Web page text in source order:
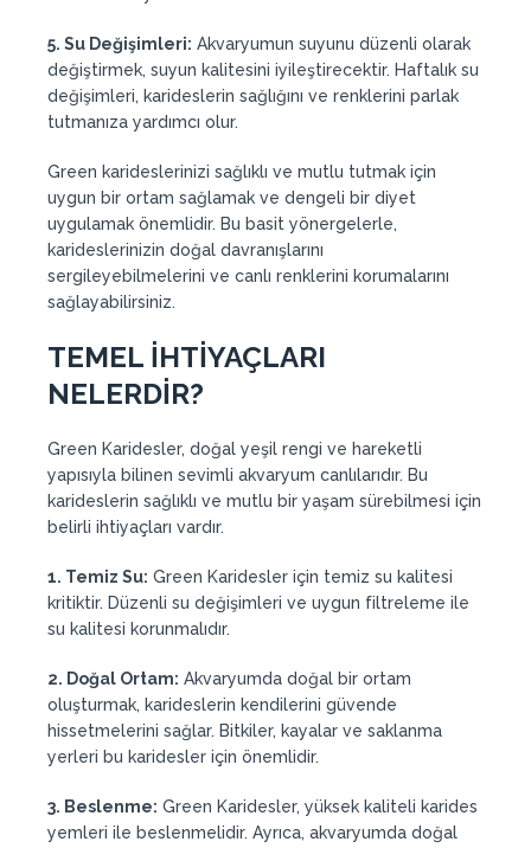
5. Su Değişimleri: Akvaryumun suyunu düzenli olarak
değiştirmek, suyun kalitesini iyileştirecektir. Haftalık su
değişimleri, karideslerin sağlığını ve renklerini parlak
tutmanıza yardımcı olur.
Green karideslerinizi sağlıklı ve mutlu tutmak için
uygun bir ortam sağlamak ve dengeli bir diyet
uygulamak önemlidir. Bu basit yönergelerle,
karideslerinizin doğal davranışlarını
sergileyebilmelerini ve canlı renklerini korumalarını
sağlayabilirsiniz.
TEMEL İHTİYAÇLARI
NELERDİR?
Green Karidesler, doğal yeşil rengi ve hareketli
yapısıyla bilinen sevimli akvaryum canlılarıdır. Bu
karideslerin sağlıklı ve mutlu bir yaşam sürebilmesi için
belirli ihtiyaçları vardır.
1. Temiz Su: Green Karidesler için temiz su kalitesi
kritiktir. Düzenli su değişimleri ve uygun filtreleme ile
su kalitesi korunmalıdır.
2. Doğal Ortam: Akvaryumda doğal bir ortam
oluşturmak, karideslerin kendilerini güvende
hissetmelerini sağlar. Bitkiler, kayalar ve saklanma
yerleri bu karidesler için önemlidir.
3. Beslenme: Green Karidesler, yüksek kaliteli karides
yemleri ile beslenmelidir. Ayrıca, akvaryumda doğal